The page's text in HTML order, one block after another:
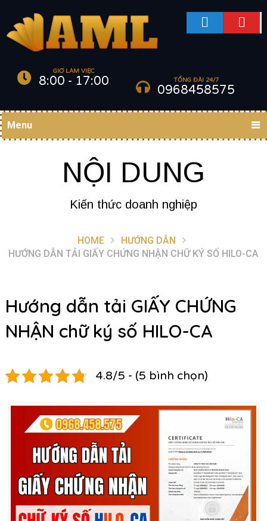
GIỜ LÀM VIỆC
8:00 - 17:00 TỔNG ĐÀI 24/7
0968458575
Menu
NỘI DUNG
Kiến thức doanh nghiệp
HOME
HƯỚNG DẪN
HƯỚNG DẪN TẢI GIẤY CHỨNG NHẬN CHỮ KÝ SỐ HILO-CA
Hướng dẫn tải GIẤY CHỨNG
NHẬN chữ ký số HILO-CA
4.8/5 - (5 bình chọn)